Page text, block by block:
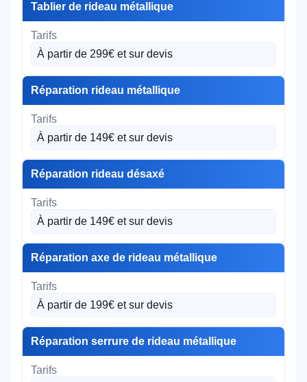
Tablier de rideau métallique
À partir de 299€ et sur devis
Réparation rideau métallique
À partir de 149€ et sur devis
Réparation rideau désaxé
À partir de 149€ et sur devis
Réparation axe de rideau métallique
À partir de 199€ et sur devis
Réparation serrure de rideau métallique